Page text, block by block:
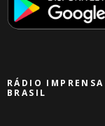
RÁDIO
BRASIL